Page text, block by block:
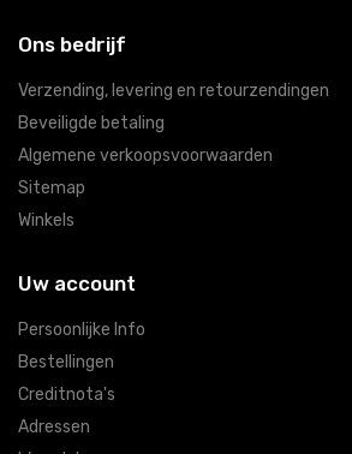
Ons bedrijf
Verzending, levering en retourzendingen
Beveiligde betaling
Algemene verkoopsvoorwaarden
Sitemap
Winkels
Uw account
Persoonlijke Info
Bestellingen
Creditnota's
Adressen